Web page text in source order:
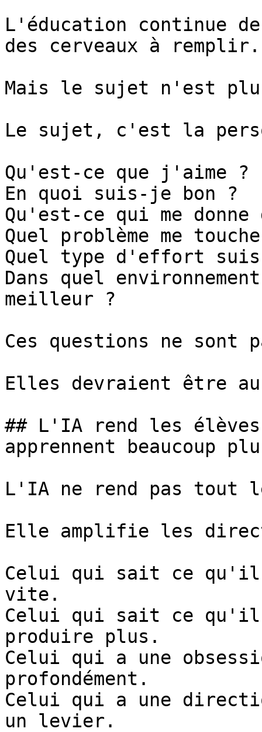
L'éducation continue
des cerveaux à remplir.
Mais le sujet n'est
Le sujet, c'est la
Qu'est-ce que j'aime ?
En quoi suis-je bon ?
Qu'est-ce qui me
Quel problème me
Quel type d'effort
Dans quel
meilleur ?
Ces questions ne sont
Elles devraient être
## L'IA rend les
apprennent beaucoup
L'IA ne rend pas tout
Elle amplifie les
Celui qui sait ce qu'il
vite.
Celui qui sait ce qu'il
produire plus.
Celui qui a une
profondément.
Celui qui a une
un levier.